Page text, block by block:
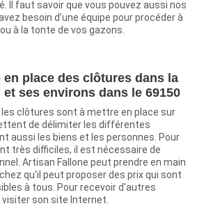
Il faut savoir que vous pouvez aussi nos
besoin d’une équipe pour procéder à
à la tonte de vos gazons.
en place des clôtures dans la
ses environs dans le 69150
clôtures sont à mettre en place sur
de délimiter les différentes
aussi les biens et les personnes. Pour
très difficiles, il est nécessaire de
Artisan Fallone peut prendre en main
qu'il peut proposer des prix qui sont
à tous. Pour recevoir d'autres
son site Internet.